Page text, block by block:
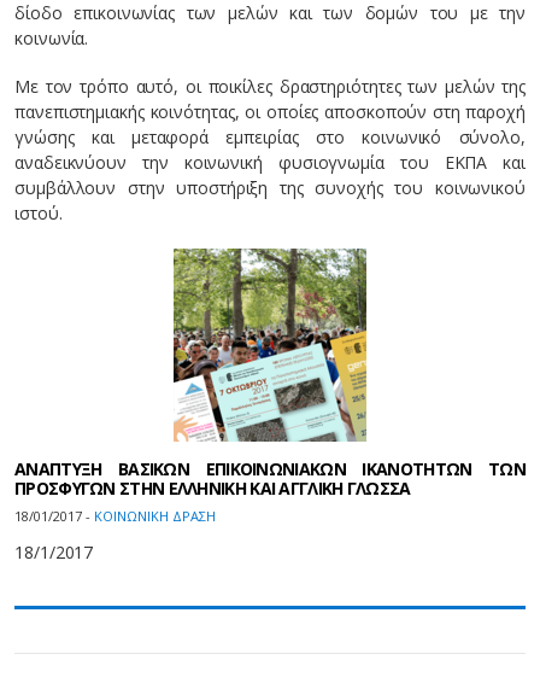
δίοδο επικοινωνίας των μελών και των δομών του με την
κοινωνία.
Με τον τρόπο αυτό, οι ποικίλες δραστηριότητες των μελών της
πανεπιστημιακής κοινότητας, οι οποίες αποσκοπούν στη παροχή
γνώσης και μεταφορά εμπειρίας στο κοινωνικό σύνολο,
αναδεικνύουν την κοινωνική φυσιογνωμία του ΕΚΠΑ και
συμβάλλουν στην υποστήριξη της συνοχής του κοινωνικού
ιστού.
ΑΝΑΠΤΥΞΗ ΒΑΣΙΚΩΝ ΕΠΙΚΟΙΝΩΝΙΑΚΩΝ ΙΚΑΝΟΤΗΤΩΝ ΤΩΝ
ΠΡΟΣΦΥΓΩΝ ΣΤΗΝ ΕΛΛΗΝΙΚΗ ΚΑΙ ΑΓΓΛΙΚΗ ΓΛΩΣΣΑ
18/01/2017 - ΚΟΙΝΩΝΙΚΗ ΔΡΑΣΗ
18/1/2017